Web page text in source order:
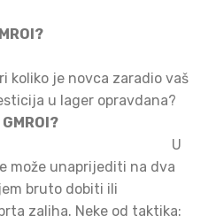
koliko je novca zaradio vaš
u lager opravdana?
može unaprijediti na dva
bruto dobiti ili
zaliha. Neke od taktika: